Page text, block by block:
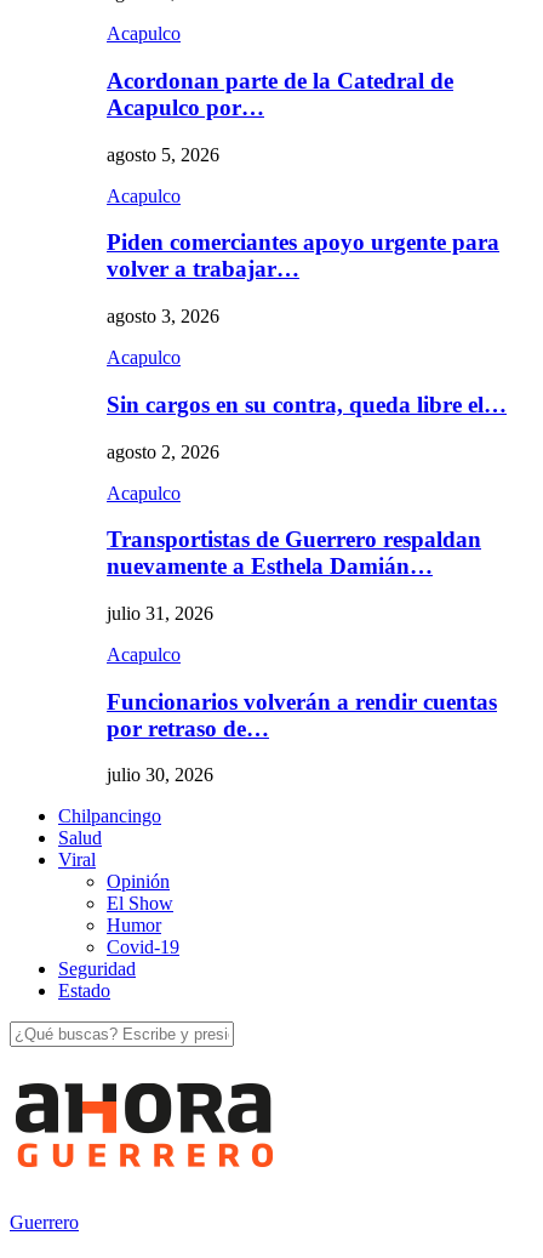
Acapulco
Acordonan parte de la Catedral de
Acapulco por…
agosto 5, 2026
Acapulco
Piden comerciantes apoyo urgente para
volver a trabajar…
agosto 3, 2026
Acapulco
Sin cargos en su contra, queda libre el…
agosto 2, 2026
Acapulco
Transportistas de Guerrero respaldan
nuevamente a Esthela Damián…
julio 31, 2026
Acapulco
Funcionarios volverán a rendir cuentas
por retraso de…
julio 30, 2026
Chilpancingo
Salud
Viral
Opinión
El Show
Humor
Covid-19
Seguridad
Estado
Guerrero